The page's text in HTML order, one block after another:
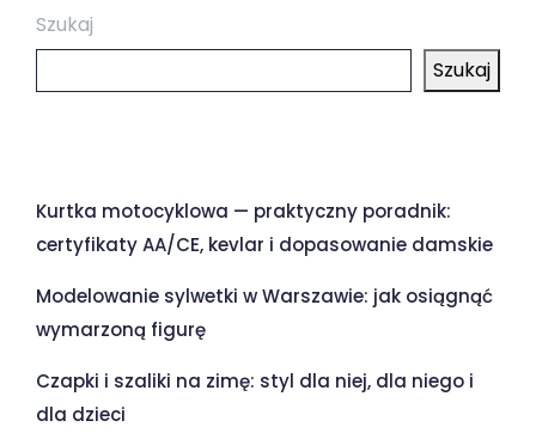
Szukaj
Szukaj
Kurtka motocyklowa — praktyczny poradnik:
certyfikaty AA/CE, kevlar i dopasowanie damskie
Modelowanie sylwetki w Warszawie: jak osiągnąć
wymarzoną figurę
Czapki i szaliki na zimę: styl dla niej, dla niego i
dla dzieci